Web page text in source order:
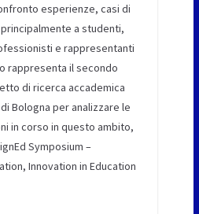
esperienze, casi di
a studenti,
e rappresentanti
rappresenta il secondo
di ricerca accademica
Bologna per analizzare le
in corso in questo ambito,
Symposium –
Innovation in Education